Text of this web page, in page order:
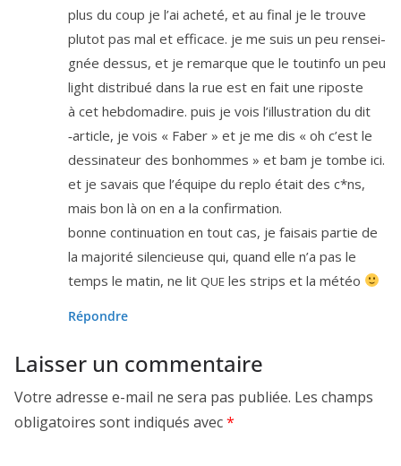
plus du coup je l’ai ache­té, et au final je le trouve
plu­tot pas mal et effi­cace. je me suis un peu ren­sei­
gnée des­sus, et je remarque que le tou­tin­fo un peu
light dis­tri­bué dans la rue est en fait une riposte
à cet heb­do­ma­dire. puis je vois l’illus­tra­tion du dit
‑article, je vois « Faber » et je me dis « oh c’est le
des­si­na­teur des bon­hommes » et bam je tombe ici.
et je savais que l’é­quipe du replo était des c*ns,
mais bon là on en a la confirmation.
bonne conti­nua­tion en tout cas, je fai­sais par­tie de
la majo­ri­té silen­cieuse qui, quand elle n’a pas le
temps le matin, ne lit QUE les strips et la météo
Répondre
Laisser un commentaire
Votre adresse e-mail ne sera pas publiée. Les champs
obligatoires sont indiqués avec*